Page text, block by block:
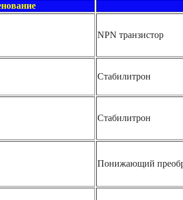
NPN транзистор
Стабилитрон
Стабилитрон
Понижающий